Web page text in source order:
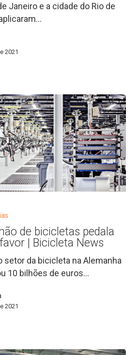
Janeiro e a cidade do Rio de
2021
de bicicletas pedala
| Bicicleta News
setor da bicicleta na Alemanha
10 bilhões de euros…
2021